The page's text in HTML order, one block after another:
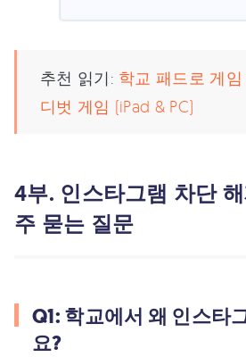
추천 읽기: 학교 패드로 게임
디벗 게임 (iPad & PC)
4부. 인스타그램 차단
주 묻는 질문
Q1: 학교에서 왜 인스타
요?